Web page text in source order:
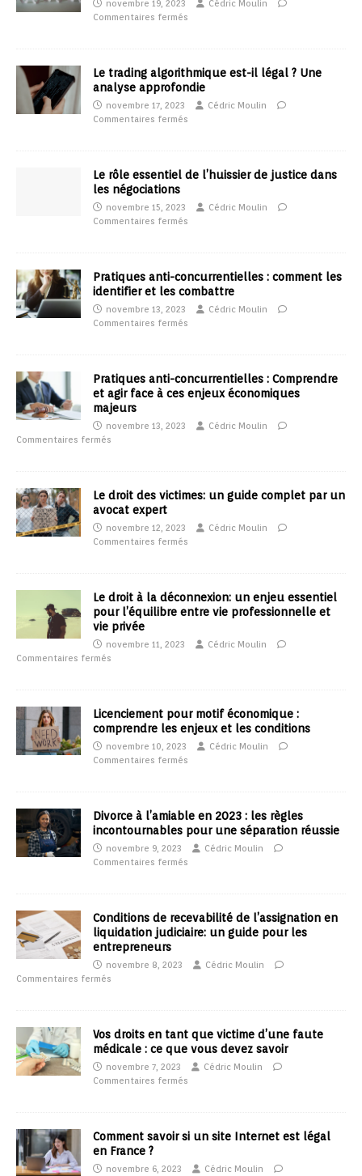
novembre 19, 2023
Cédric Moulin
Commentaires fermés
Le trading algorithmique est-il légal ? Une
analyse approfondie
novembre 17, 2023
Cédric Moulin
Commentaires fermés
Le rôle essentiel de l’huissier de justice dans
les négociations
novembre 15, 2023
Cédric Moulin
Commentaires fermés
Pratiques anti-concurrentielles : comment les
identifier et les combattre
novembre 13, 2023
Cédric Moulin
Commentaires fermés
Pratiques anti-concurrentielles : Comprendre
et agir face à ces enjeux économiques
majeurs
novembre 13, 2023
Cédric Moulin
Commentaires fermés
Le droit des victimes: un guide complet par un
avocat expert
novembre 12, 2023
Cédric Moulin
Commentaires fermés
Le droit à la déconnexion: un enjeu essentiel
pour l’équilibre entre vie professionnelle et
vie privée
novembre 11, 2023
Cédric Moulin
Commentaires fermés
Licenciement pour motif économique :
comprendre les enjeux et les conditions
novembre 10, 2023
Cédric Moulin
Commentaires fermés
Divorce à l’amiable en 2023 : les règles
incontournables pour une séparation réussie
novembre 9, 2023
Cédric Moulin
Commentaires fermés
Conditions de recevabilité de l’assignation en
liquidation judiciaire: un guide pour les
entrepreneurs
novembre 8, 2023
Cédric Moulin
Commentaires fermés
Vos droits en tant que victime d’une faute
médicale : ce que vous devez savoir
novembre 7, 2023
Cédric Moulin
Commentaires fermés
Comment savoir si un site Internet est légal
en France ?
novembre 6, 2023
Cédric Moulin